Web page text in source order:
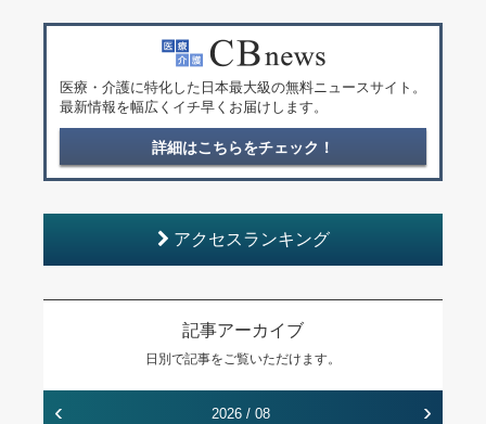
医療・介護に特化した日本最大級の無料ニュースサイト。
最新情報を幅広くイチ早くお届けします。
詳細はこちらをチェック！
アクセスランキング
記事アーカイブ
日別で記事をご覧いただけます。
‹ 2026 / 08 ›